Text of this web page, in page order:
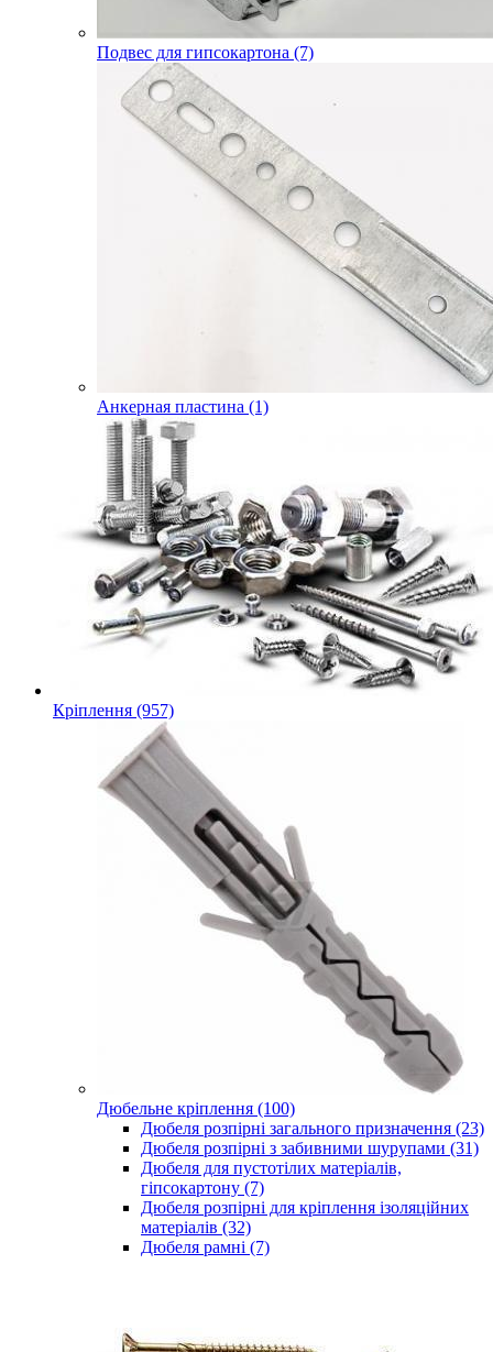
Подвес для гипсокартона (7)
Анкерная пластина (1)
Кріплення (957)
Дюбельне кріплення (100)
Дюбеля розпірні загального призначення (23)
Дюбеля розпірні з забивними шурупами (31)
Дюбеля для пустотілих матеріалів,
гіпсокартону (7)
Дюбеля розпірні для кріплення ізоляційних
матеріалів (32)
Дюбеля рамні (7)